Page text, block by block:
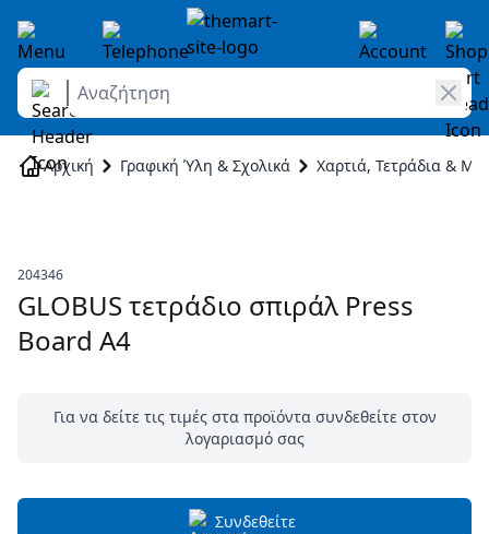
Skip to Content
Αναζήτηση
Αρχική Γραφική Ύλη & Σχολικά Χαρτιά, Τετράδια &
204346
GLOBUS τετράδιο σπιράλ Press
Board Α4
Για να δείτε τις τιμές στα προϊόντα συνδεθείτε στον
λογαριασμό σας
Συνδεθείτε